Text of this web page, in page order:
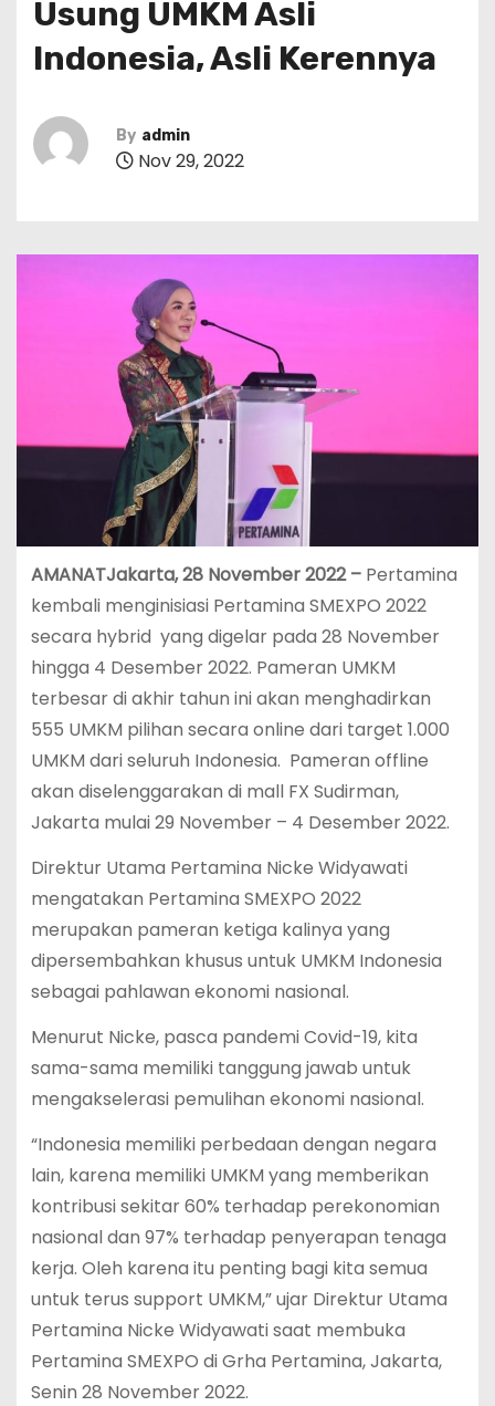
Usung UMKM Asli
Indonesia, Asli Kerennya
By admin
Nov 29, 2022
AMANATJakarta, 28 November 2022 –Pertamina
kembali menginisiasi Pertamina SMEXPO 2022
secara hybrid yang digelar pada 28 November
hingga 4 Desember 2022. Pameran UMKM
terbesar di akhir tahun ini akan menghadirkan
555 UMKM pilihan secara online dari target 1.000
UMKM dari seluruh Indonesia. Pameran offline
akan diselenggarakan di mall FX Sudirman,
Jakarta mulai 29 November – 4 Desember 2022.
Direktur Utama Pertamina Nicke Widyawati
mengatakan Pertamina SMEXPO 2022
merupakan pameran ketiga kalinya yang
dipersembahkan khusus untuk UMKM Indonesia
sebagai pahlawan ekonomi nasional.
Menurut Nicke, pasca pandemi Covid-19, kita
sama-sama memiliki tanggung jawab untuk
mengakselerasi pemulihan ekonomi nasional.
“Indonesia memiliki perbedaan dengan negara
lain, karena memiliki UMKM yang memberikan
kontribusi sekitar 60% terhadap perekonomian
nasional dan 97% terhadap penyerapan tenaga
kerja. Oleh karena itu penting bagi kita semua
untuk terus support UMKM,” ujar Direktur Utama
Pertamina Nicke Widyawati saat membuka
Pertamina SMEXPO di Grha Pertamina, Jakarta,
Senin 28 November 2022.